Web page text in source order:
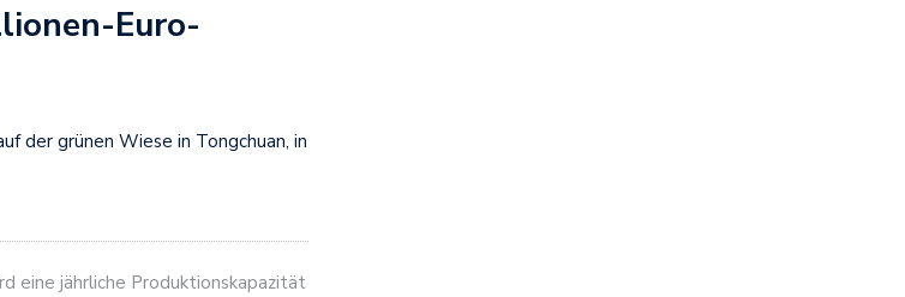
Euro-
der grünen Wiese in Tongchuan, in
eine jährliche Produktionskapazität